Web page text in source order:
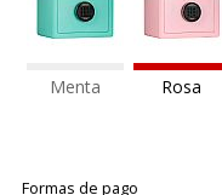
Menta Rosa
Formas de pago